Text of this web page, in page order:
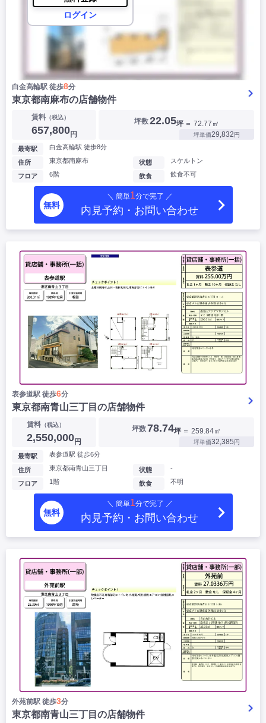
ログイン
白金高輪駅 徒歩8分
東京都南麻布の店舗物件
賃料（税込）
657,800円
坪数22.05坪 ＝ 72.77㎡
坪単価29,832円
最寄駅 白金高輪駅 徒歩8分
住所 東京都南麻布
フロア 6階
状態 スケルトン
飲食 飲食不可
無料
＼ 簡単1分で完了 ／
内見予約・お問い合わせ
表参道駅 徒歩6分
東京都南青山三丁目の店舗物件
賃料 （税込）
2,550,000円
坪数78.74坪 ＝ 259.84㎡
坪単価32,385円
最寄駅 表参道駅 徒歩6分
住所 東京都南青山三丁目
フロア 1階
状態 -
飲食 不明
無料
＼ 簡単1分で完了 ／
内見予約・お問い合わせ
外苑前駅 徒歩3分
東京都南青山三丁目の店舗物件